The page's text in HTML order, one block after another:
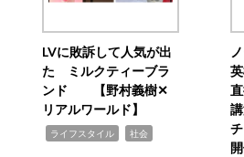
LVに敗訴して人気が出
た ミルクティーブラ
ンド 【野村義樹✕
リアルワールド】
ライフスタイル 社会